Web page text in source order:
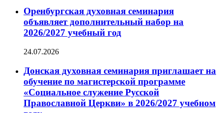
Оренбургская духовная семинария
объявляет дополнительный набор на
2026/2027 учебный год
24.07.2026
Донская духовная семинария приглашает на
обучение по магистерской программе
«Социальное служение Русской
Православной Церкви» в 2026/2027 учебном